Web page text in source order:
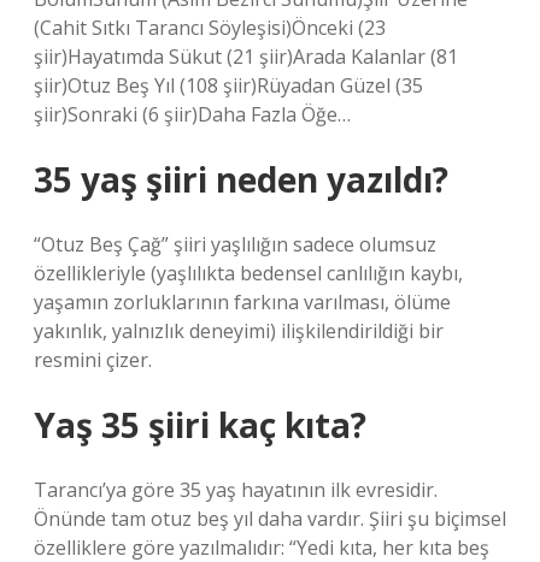
(Cahit Sıtkı Tarancı Söyleşisi)Önceki (23
şiir)Hayatımda Sükut (21 şiir)Arada Kalanlar (81
şiir)Otuz Beş Yıl (108 şiir)Rüyadan Güzel (35
şiir)Sonraki (6 şiir)Daha Fazla Öğe…
35 yaş şiiri neden yazıldı?
“Otuz Beş Çağ” şiiri yaşlılığın sadece olumsuz
özellikleriyle (yaşlılıkta bedensel canlılığın kaybı,
yaşamın zorluklarının farkına varılması, ölüme
yakınlık, yalnızlık deneyimi) ilişkilendirildiği bir
resmini çizer.
Yaş 35 şiiri kaç kıta?
Tarancı’ya göre 35 yaş hayatının ilk evresidir.
Önünde tam otuz beş yıl daha vardır. Şiiri şu biçimsel
özelliklere göre yazılmalıdır: “Yedi kıta, her kıta beş